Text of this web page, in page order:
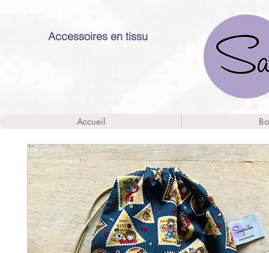
Accessoires en tissu
Accueil